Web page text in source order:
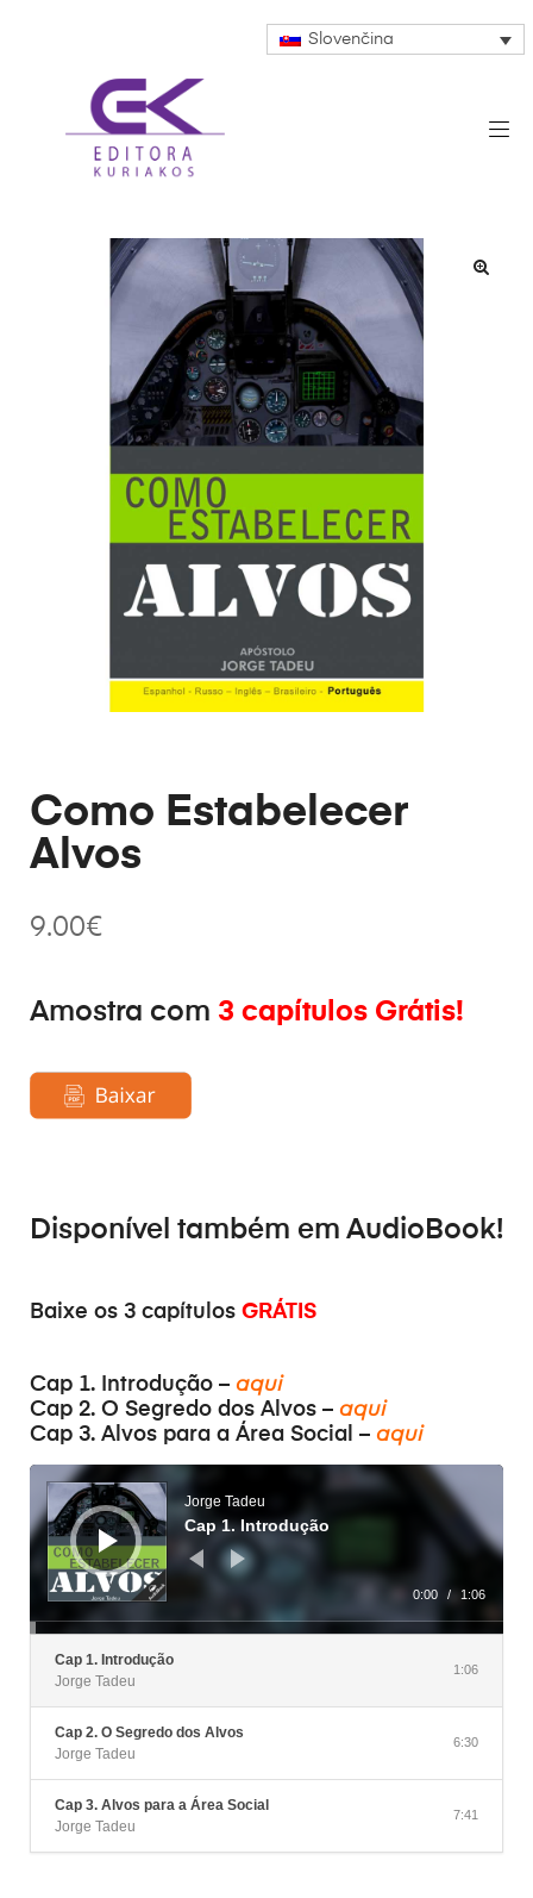
Slovenčina
Como Estabelecer
Alvos
9.00€
Amostra com 3 capítulos Grátis!
Disponível também em AudioBook!
Baixe os 3 capítulos GRÁTIS
Cap 1. Introdução – aqui
Cap 2. O Segredo dos Alvos – aqui
Cap 3. Alvos para a Área Social – aqui
Audio
prehrávač
Jorge Tadeu
Cap 1. Introdução
0:00 / 1:06
Cap 1. Introdução
Jorge Tadeu
1:06
Cap 2. O Segredo dos Alvos
Jorge Tadeu
6:30
Cap 3. Alvos para a Área Social
Jorge Tadeu
7:41